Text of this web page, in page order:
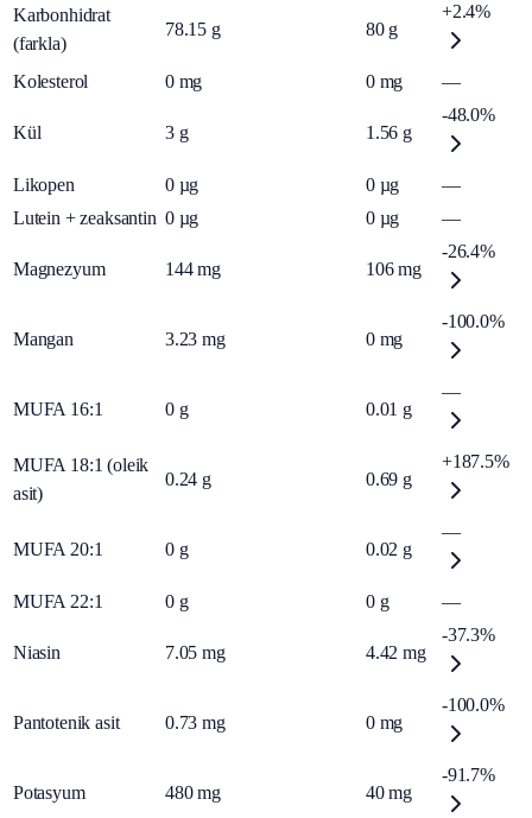
Karbonhidrat
(farkla)
78.15 g 80 g
+2.4%
Kolesterol 0 mg 0 mg —
Kül 3 g 1.56 g
-48.0%
Likopen 0 µg 0 µg
—
Lutein + zeaksantin 0 µg 0 µg —
Magnezyum 144 mg 106 mg
-26.4%
Mangan 3.23 mg 0 mg
-100.0%
MUFA 16:1 0 g 0.01 g
—
MUFA 18:1 (oleik
asit)
0.24 g 0.69 g
+187.5%
MUFA 20:1 0 g 0.02 g
—
MUFA 22:1 0 g 0 g —
Niasin 7.05 mg 4.42 mg
-37.3%
Pantotenik asit 0.73 mg 0 mg
-100.0%
Potasyum 480 mg 40 mg
-91.7%